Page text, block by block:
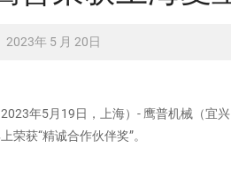
2023年 5 月 20日
2023年5月19日，上海）- 鹰普机械（宜
荣获“精诚合作伙伴奖”。